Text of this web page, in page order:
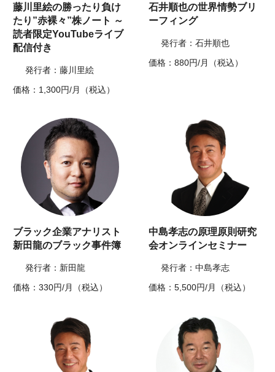
藤川里絵の勝ったり負け
たり”赤裸々”株ノート ～
読者限定YouTubeライブ
配信付き
発行者：藤川里絵
価格：1,300円/月（税込）
石井順也の世界情勢ブリ
ーフィング
発行者：石井順也
価格：880円/月（税込）
ブラック企業アナリスト
新田龍のブラック事件簿
発行者：新田龍
価格：330円/月（税込）
中島孝志の原理原則研究
会オンラインセミナー
発行者：中島孝志
価格：5,500円/月（税込）